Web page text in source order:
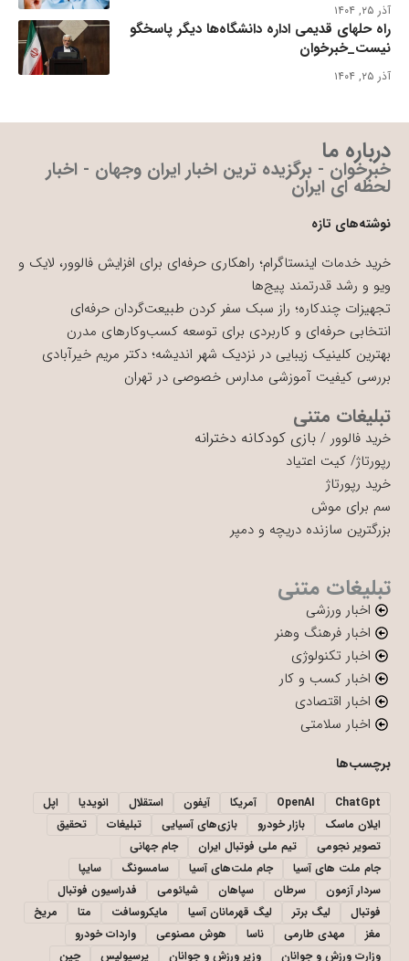
آذر ۲۵, ۱۴۰۴
راه حلهای قدیمی اداره دانشگاه‌ها دیگر پاسخگو
نیست_خبرخوان
آذر ۲۵, ۱۴۰۴
درباره ما
خبرخوان - برگزیده ترین اخبار ایران وجهان - اخبار
لحظه ای ایران
نوشته‌های تازه
خرید خدمات اینستاگرام؛ راهکاری حرفه‌ای برای افزایش فالوور، لایک و
ویو و رشد قدرتمند پیج‌ها
تجهیزات چندکاره؛ راز سبک سفر کردن طبیعت‌گردان حرفه‌ای
انتخابی حرفه‌ای و کاربردی برای توسعه کسب‌وکارهای مدرن
بهترین کلینیک زیبایی در نزدیک شهر اندیشه؛ دکتر مریم خیرآبادی
بررسی کیفیت آموزشی مدارس خصوصی در تهران
تبلیغات متنی
خرید فالوور / بازی کودکانه دخترانه
رپورتاژ/ کیت اعتیاد
خرید رپورتاژ
سم برای موش
بزرگترین سازنده دریچه و دمپر
تبلیغات متنی
اخبار ورزشی
اخبار فرهنگ وهنر
اخبار تکنولوژی
اخبار کسب و کار
اخبار اقتصادی
اخبار سلامتی
برچسب‌ها
ChatGpt
OpenAI آمریکا آیفون استقلال انویدیا
اپل
ایلان ماسک
بازار خودرو بازی‌های آسیایی تبلیغات
تحقیق
تصویر نجومی
تیم ملی فوتبال ایران
جام جهانی
جام ملت های آسیا
جام ملت‌های آسیا سامسونگ
سایپا
سردار آزمون
سرطان سپاهان شیائومی
فدراسیون فوتبال
فوتبال
لیگ برتر لیگ قهرمانان آسیا مایکروسافت متا
مریخ
مغز
مهدی طارمی ناسا هوش مصنوعی
واردات خودرو
وزارت ورزش و جوانان
وزیر ورزش و جوانان پرسپولیس چین